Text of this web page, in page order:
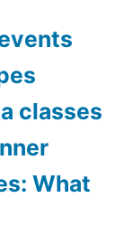
classes
What